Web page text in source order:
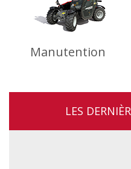
Manutention
LES